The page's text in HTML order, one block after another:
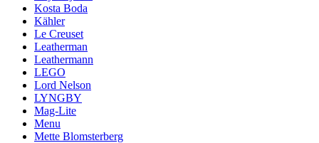
Kosta Boda
Kähler
Le Creuset
Leatherman
Leathermann
LEGO
Lord Nelson
LYNGBY
Mag-Lite
Menu
Mette Blomsterberg